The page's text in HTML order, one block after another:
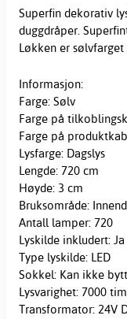
Superfin dekorativ
duggdråper.
Løkken er
Informasjon:
Farge: Sølv
Farge på
Farge på
Lysfarge: Dagslys
Lengde: 720 cm
Høyde: 3 cm
Bruksområde:
Antall lamper: 720
Lyskilde inkludert: Ja
Type lyskilde: LED
Sokkel: Kan ikke
Lysvarighet: 7000
Transformator: 24V